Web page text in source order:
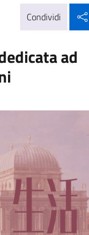
Condividi
ad